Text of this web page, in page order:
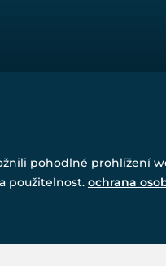
Powered bySimplia.cz,
pohodlné prohlížení
použitelnost. ochrana